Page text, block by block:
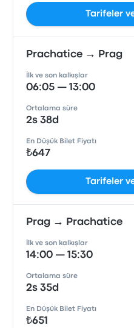
Tarifeler
Prachatice → Prag
İlk ve son kalkışlar
06:05 — 13:00
Ortalama süre
2s 38d
En Düşük Bilet Fiyatı
₺647
Tarifeler
Prag → Prachatice
İlk ve son kalkışlar
14:00 — 15:30
Ortalama süre
2s 35d
En Düşük Bilet Fiyatı
₺651